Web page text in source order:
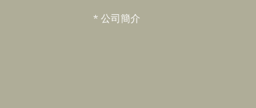
* 公司簡介